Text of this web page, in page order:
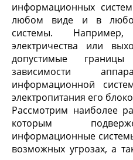
информационных
любом виде и в
системы.
электричества или
допустимые
зависимости
информационной
электропитания его
Рассмотрим наиболее
которым
информационные
возможных угрозах, а